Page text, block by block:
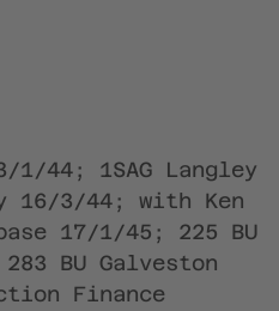
1/44; 1SAG Langley
16/3/44; with Ken
17/1/45; 225 BU
BU Galveston
Finance